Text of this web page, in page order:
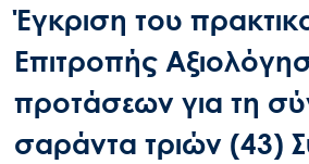
Έγκριση του
Επιτροπής
προτάσεων για τη
σαράντα τριών (43)